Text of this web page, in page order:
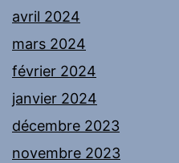
avril 2024
mars 2024
février 2024
janvier 2024
décembre 2023
novembre 2023